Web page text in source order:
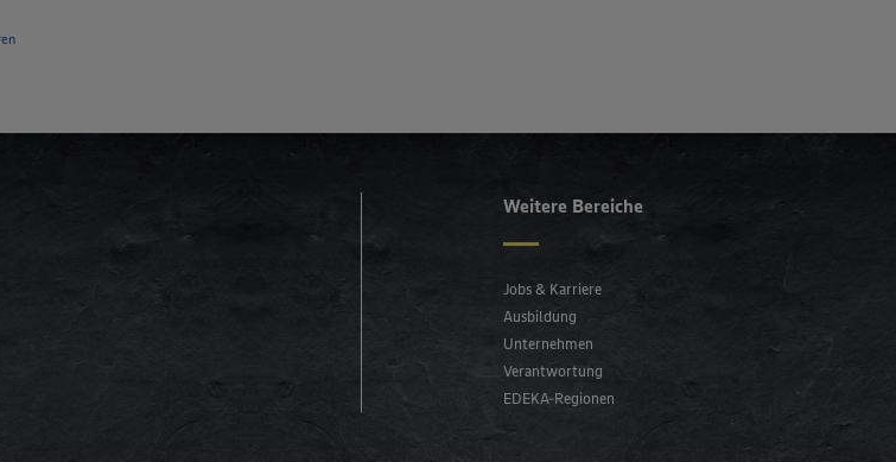
Weitere Bereiche
Jobs & Karriere
Ausbildung
Unternehmen
Verantwortung
EDEKA-Regionen